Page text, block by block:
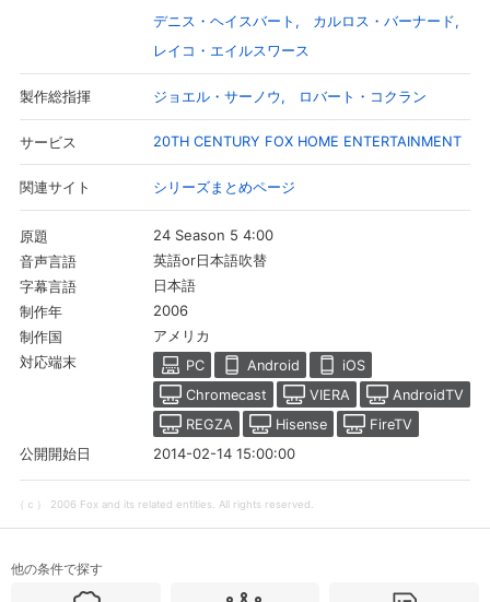
会員設定 会員情報
会員情報変更
決済方法変更 決済方法の変更が可能です。
４ヵ月分の購入明細の確認が可能です。
現在獲得済みのお得なクーポンを確認でき
ます。
購入履歴
確認が可能です。こちらから視聴いただく
デニス・ヘイスバート
カルロス・バーナード
レイコ・エイルスワース
製作総指揮 ジョエル・サーノウ ロバート・コクラン
サービス 20TH CENTURY FOX HOME ENTERTAINMENT
関連サイト シリーズまとめページ
原題 24 Season 5 4:00
音声言語 英語or日本語吹替
字幕言語 日本語
制作年 2006
制作国 アメリカ
対応端末 PC Android
iOS
Chromecast
VIERA
AndroidTV
REGZA
Hisense
FireTV
公開開始日
2014-02-14 15:00:00
（ｃ） 2006 Fox and its related entities. All rights reserved.
他の条件で探す